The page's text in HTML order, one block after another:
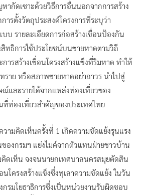
ากัดเซาะด้วยวิธีการอื่นนอกจากการสร้าง
รตั้งวัตถุประสงค์โครงการที่ระบุว่า
บ รายละเอียดการก่อสร้างเขื่อนป้องกัน
ทธิการใช้ประโยชน์บนชายหาดตามวิถี
ารสร้างเขื่อนโครงสร้างแข็งที่ริมหาด ทำให้
าย หรือสภาพชายหาดอย่าถาวร นำไปสู่
และรายได้จากแหล่งท่องเที่ยวของ
ที่ท่องเที่ยวสำคัญของประเทศไทย
วามคิดเห็นครั้งที่ 1 เกิดความขัดแย้งรุนแรง
องกรมฯ แย่งไมค์จากตัวแทนฝ่ายชาวบ้าน
ดเห็น จงจนนายกเทศบาลนครสมุยตัดสิน
นโครงสร้างแข็งซึ่งทุเลาความขัดแย้ง ในวัน
รมโยธาธิการซึ่งเป็นหน่วยงานรับผิดชอบ